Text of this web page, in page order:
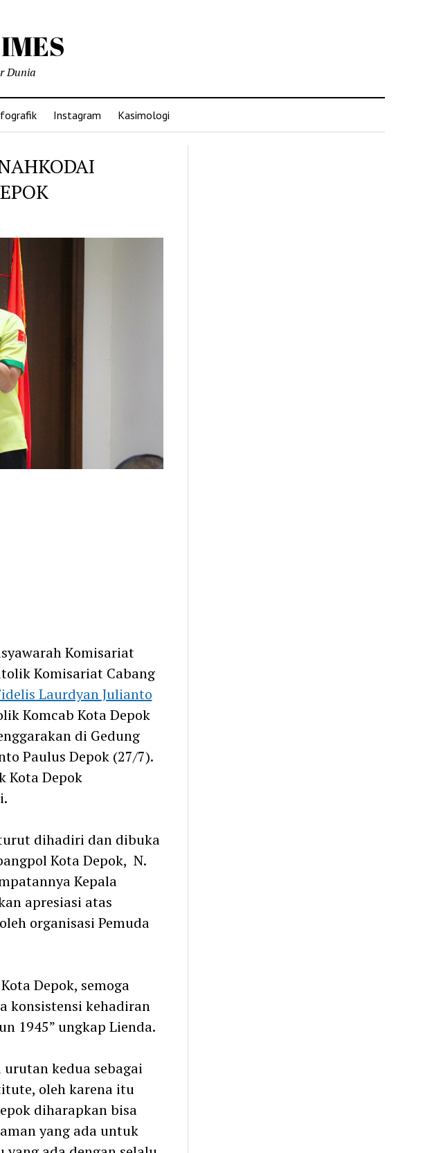
Dunia
Instagram Kasimologi
Komisariat
Komisariat Cabang
Laurdyan Julianto
Komcab Kota Depok
di Gedung
Paulus Depok (27/7).
Kota Depok
dihadiri dan dibuka
Kota Depok, N.
Kepala
apresiasi atas
organisasi Pemuda
Depok, semoga
konsistensi kehadiran
1945” ungkap Lienda.
kedua sebagai
oleh karena itu
diharapkan bisa
yang ada untuk